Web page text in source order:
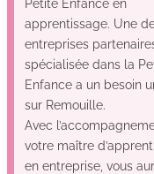
apprentissage. Une
entreprises
spécialisée dans la
Enfance a un besoin
sur Remouille.
Avec
votre maître
en entreprise, vous